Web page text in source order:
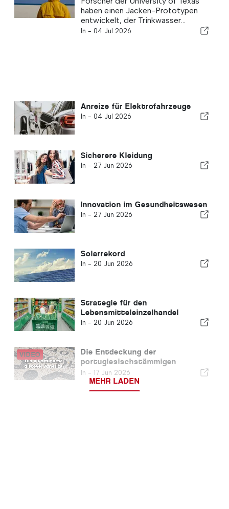
haben einen Jacken-Prototypen
entwickelt, der Trinkwasser...
In - 04 Jul 2026
Anreize für Elektrofahrzeuge
In - 04 Jul 2026
Sicherere Kleidung
In - 27 Jun 2026
Innovation im Gesundheitswesen
In - 27 Jun 2026
Solarrekord
In - 20 Jun 2026
Strategie für den
Lebensmitteleinzelhandel
In - 20 Jun 2026
Die Entdeckung der
portugiesischstämmigen
Amerikaner?
In - 17 Jun 2026
MEHR LADEN